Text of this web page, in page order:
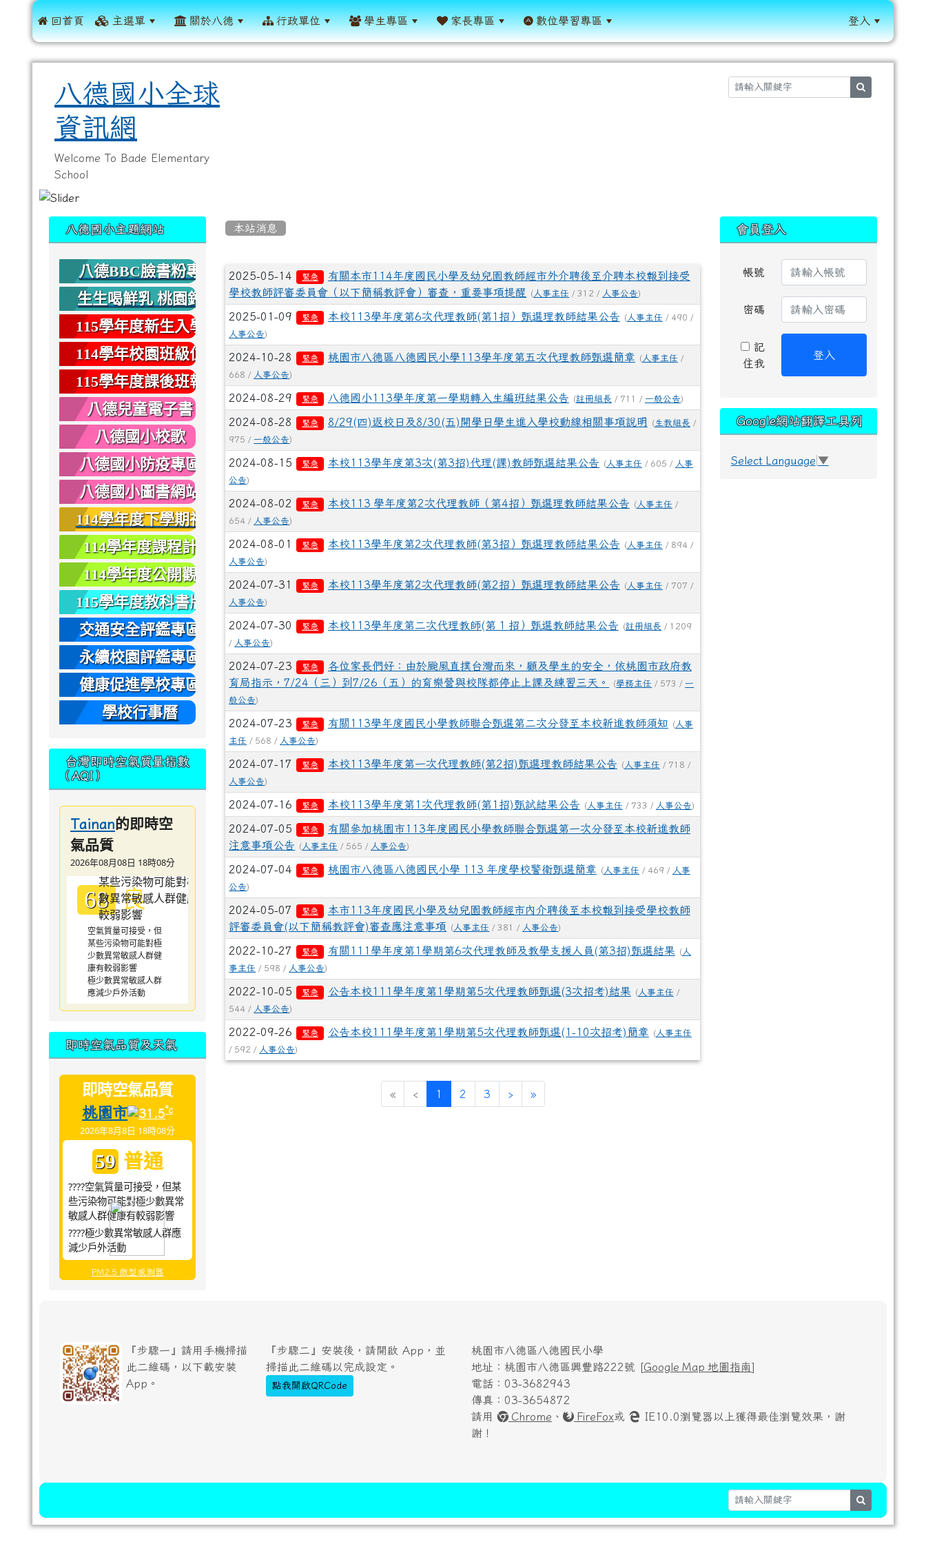
 回首頁 主選單 關於八德 行政單位 學生專區 家長專區 數位學習專區 登入
八德國小全球
資訊網
Welcome To Bade Elementary
School
本站消息
文章列表
2025-05-14 緊急
有關本市114年度國民小學及幼兒園教師經市外介聘後至介聘本校報到接受
學校教師評審委員會（以下簡稱教評會）審查，重要事項提醒
( 人事主任 / 312 / 人事公告)
2025-01-09 緊急 本校113學年度第6次代理教師(第1招）甄選理教師結果公告 (人事主任 / 490 /
人事公告)
2024-10-28 緊急 桃園市八德區八德國民小學113學年度第五次代理教師甄選簡章 (人事主任 /
668 / 人事公告)
2024-08-29 緊急 八德國小113學年度第一學期轉入生編班結果公告 (註冊組長 / 711 / 一般公告)
2024-08-28 緊急 8/29(四)返校日及8/30(五)開學日學生進入學校動線相關事項說明 (生教組長 /
975 / 一般公告)
2024-08-15 緊急 本校113學年度第3次(第3招)代理(課)教師甄選結果公告 (人事主任 / 605 / 人事
公告)
2024-08-02 緊急 本校113 學年度第2次代理教師（第4招）甄選理教師結果公告 (人事主任 /
654 / 人事公告)
2024-08-01 緊急 本校113學年度第2次代理教師(第3招）甄選理教師結果公告 (人事主任 / 894 /
人事公告)
2024-07-31 緊急 本校113學年度第2次代理教師(第2招）甄選理教師結果公告 (人事主任 / 707 /
人事公告)
2024-07-30 緊急 本校113學年度第二次代理教師(第 1 招）甄選教師結果公告 (註冊組長 / 1209
/ 人事公告)
2024-07-23 緊急
各位家長們好：由於颱風直撲台灣而來，顧及學生的安全，依桃園市政府教
育局指示，7/24（三）到7/26（五）的育樂營與校隊都停止上課及練習三天。
(學務主任 / 573 / 一
般公告)
2024-07-23 緊急 有關113學年度國民小學教師聯合甄選第二次分發至本校新進教師須知 (人事
主任 / 568 / 人事公告)
2024-07-17 緊急 本校113學年度第一次代理教師(第2招)甄選理教師結果公告 (人事主任 / 718 /
人事公告)
2024-07-16 緊急 本校113學年度第1次代理教師(第1招)甄試結果公告 (人事主任 / 733 / 人事公告)
2024-07-05 緊急
有關參加桃園市113年度國民小學教師聯合甄選第一次分發至本校新進教師
注意事項公告
( 人事主任 / 565 / 人事公告)
2024-07-04 緊急 桃園市八德區八德國民小學 113 年度學校警衛甄選簡章 (人事主任 / 469 / 人事
公告)
2024-05-07 緊急
本市113年度國民小學及幼兒園教師經市內介聘後至本校報到接受學校教師
評審委員會(以下簡稱教評會)審查應注意事項
( 人事主任 / 381 / 人事公告)
2022-10-27 緊急 有關111學年度第1學期第6次代理教師及教學支援人員(第3招)甄選結果 (人
事主任 / 598 / 人事公告)
2022-10-05 緊急 公告本校111學年度第1學期第5次代理教師甄選(3次招考)結果 (人事主任 /
544 / 人事公告)
2022-09-26 緊急 公告本校111學年度第1學期第5次代理教師甄選(1-10次招考)簡章 (人事主任
/ 592 / 人事公告)
« ‹ 1 (current)
2 3 › »
八德國小主題網站
八德BBC臉書粉專
生生喝鮮乳 桃園鈣
健康
115學年度新生入學
專區
114學年校園班級位
置圖
115學年度課後班報
名
八德兒童電子書
八德國小校歌
八德國小防疫專區
八德國小圖書網站
114學年度下學期社
團報名
114學年度課程計
畫
114學年度公開觀
課
115學年度教科書版
本
交通安全評鑑專區
永續校園評鑑專區
健康促進學校專區
學校行事曆
台灣即時空氣質量指數
（AQI）
Tainan的即時空
氣品質
2026年08月08日 18時08分
68 良
空氣質量可接受，但
某些污染物可能對極
少數異常敏感人群健
康有較弱影響
極少數異常敏感人群
應減少戶外活動
即時空氣品質及天氣
即時空氣品質
桃園市 31.5°c
2026年8月8日 18時08分
59 普通
????空氣質量可接受，但某
些污染物可能對極少數異常
敏感人群健康有較弱影響
????極少數異常敏感人群應
減少戶外活動
PM2.5 微型感測器
會員登入
帳號
密碼
記
住我
登入
Google網站翻譯工具列
Select Language ▼
『步驟一』請用手機掃描
此二維碼，以下載安裝
App。
『步驟二』安裝後，請開啟 App，並
掃描此二維碼以完成設定。
點我開啟QRCode
桃園市八德區八德國民小學
地址：桃園市八德區興豐路222號 [Google Map 地圖指南]
電話：03-3682943
傳真：03-3654872
請用
Chrome 、 FireFox或
IE10.0瀏覽器以上獲得最佳瀏覽效果，謝
謝！